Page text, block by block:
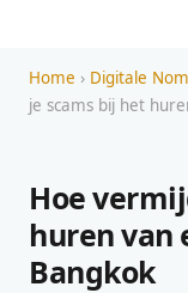
Home › Digitale
je scams bij het
Hoe
huren van
Bangkok